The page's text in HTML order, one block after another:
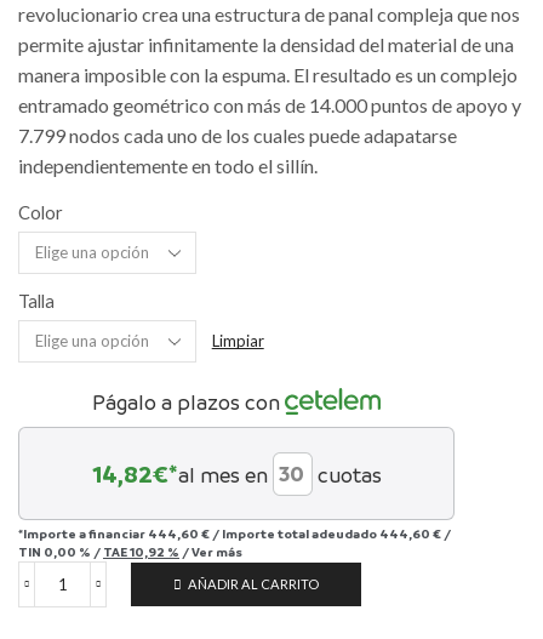
revolucionario crea una estructura de panal compleja que nos
permite ajustar infinitamente la densidad del material de una
manera imposible con la espuma. El resultado es un complejo
entramado geométrico con más de 14.000 puntos de apoyo y
7.799 nodos cada uno de los cuales puede adapatarse
independientemente en todo el sillín.
Color
Talla
Limpiar
Págalo a plazos con
14,82€*al mes en cuotas
*Importe a financiar 444,60 € / Importe total adeudado 444,60 € /
TIN 0,00 % / TAE10,92 % /Ver más
S-
AÑADIR AL CARRITO